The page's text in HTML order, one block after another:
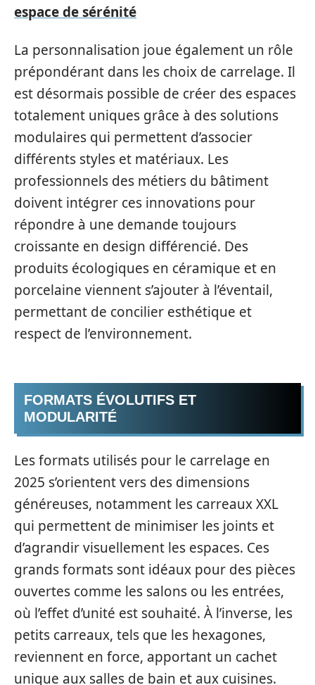
espace de sérénité
La personnalisation joue également un rôle
prépondérant dans les choix de carrelage. Il
est désormais possible de créer des espaces
totalement uniques grâce à des solutions
modulaires qui permettent d’associer
différents styles et matériaux. Les
professionnels des métiers du bâtiment
doivent intégrer ces innovations pour
répondre à une demande toujours
croissante en design différencié. Des
produits écologiques en céramique et en
porcelaine viennent s’ajouter à l’éventail,
permettant de concilier esthétique et
respect de l’environnement.
FORMATS ÉVOLUTIFS ET
MODULARITÉ
Les formats utilisés pour le carrelage en
2025 s’orientent vers des dimensions
généreuses, notamment les carreaux XXL
qui permettent de minimiser les joints et
d’agrandir visuellement les espaces. Ces
grands formats sont idéaux pour des pièces
ouvertes comme les salons ou les entrées,
où l’effet d’unité est souhaité. À l’inverse, les
petits carreaux, tels que les hexagones,
reviennent en force, apportant un cachet
unique aux salles de bain et aux cuisines.